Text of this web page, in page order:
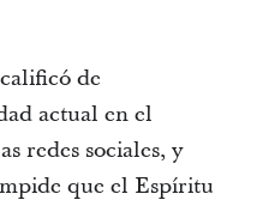
de
actual en el
redes sociales, y
que el Espíritu